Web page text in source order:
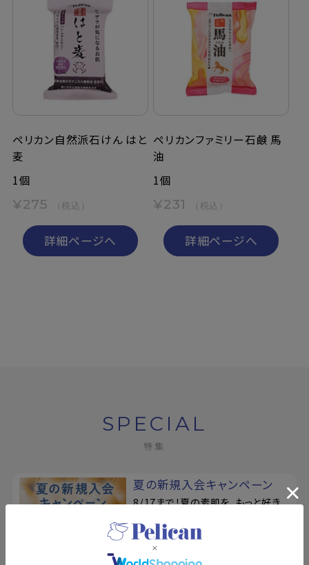
ペリカン自然派石けん はと
麦
1個
¥275 （税込）
詳細ページへ
ペリカンファミリー石鹸 馬
油
1個
¥231 （税込）
詳細ページへ
SPECIAL
特集
夏の新規入会キャンペーン
8/17まで！夏の素肌を、もっと好き
になる。新規会員登録で500ポイン
トプレゼント